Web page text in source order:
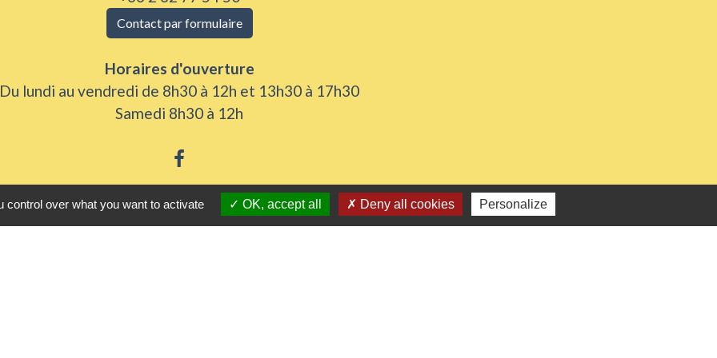
Contact par formulaire
Horaires d'ouverture
Du lundi au vendredi de 8h30 à 12h et 13h30 à 17h30
Samedi 8h30 à 12h
utiles
over what you want to activate OK, accept all Deny all cookies Personalize